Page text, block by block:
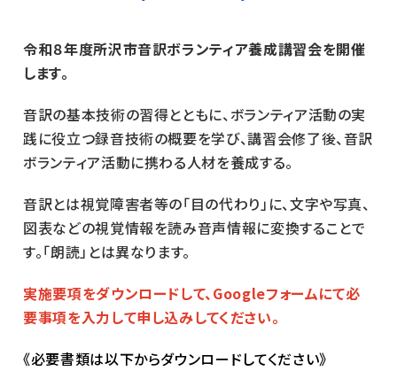
令和８年度所沢市音訳ボランティア養成講習会を開催
します。
音訳の基本技術の習得とともに、ボランティア活動の実
践に役立つ録音技術の概要を学び、講習会修了後、音訳
ボランティア活動に携わる人材を養成する。
音訳とは視覚障害者等の「目の代わり」に、文字や写真、
図表などの視覚情報を読み音声情報に変換することで
す。「朗読」とは異なります。
実施要項をダウンロードして、Googleフォームにて必
要事項を入力して申し込みしてください。
《必要書類は以下からダウンロードしてください》